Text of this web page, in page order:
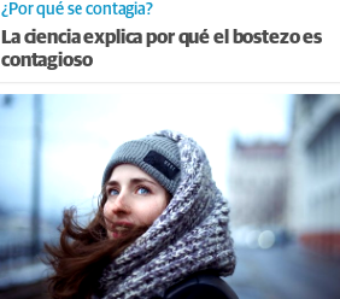
¿Por qué se contagia?
La ciencia explica por qué el bostezo es
contagioso